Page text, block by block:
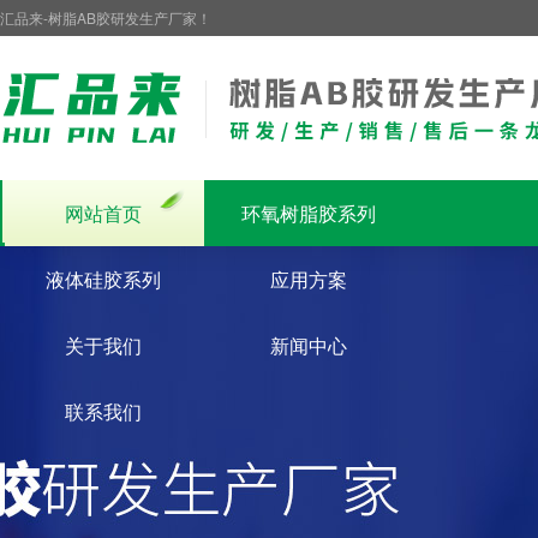
汇品来-树脂AB胶研发生产厂家！
网站首页 环氧树脂胶系列
液体硅胶系列 应用方案
关于我们 新闻中心
联系我们